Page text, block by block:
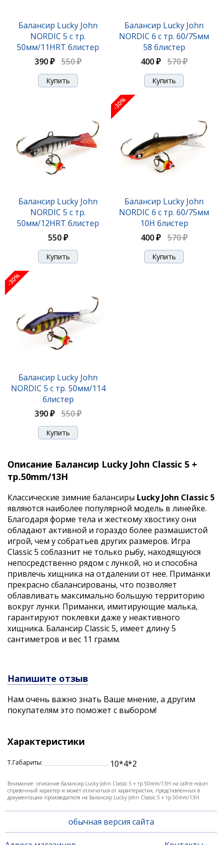
Балансир Lucky John
NORDIC 5 с тр.
50мм/11HRT блистер
390 ₽
550 ₽
Балансир Lucky John
NORDIC 6 с тр. 60/75мм
58 блистер
400 ₽
570 ₽
Балансир Lucky John
NORDIC 5 с тр.
50мм/12HRT блистер
550 ₽
-30%
Балансир Lucky John
NORDIC 6 с тр. 60/75мм
10H блистер
400 ₽
570 ₽
-30%
Балансир Lucky John
NORDIC 5 с тр. 50мм/114
блистер
390 ₽
550 ₽
Описание Балансир Lucky John Classic 5 +
тр.50mm/13H
Классические зимние балансиры Lucky John Classiс 5
являются наиболее популярной модель в линейке.
Благодаря форме тела и жесткому хвостику они
обладают активной и гораздо более размашистой
игрой, чем у собратьев других размеров. Игра
Classiс 5 соблазнит не только рыбу, находящуюся
непосредственно рядом с лункой, но и способна
привлечь хищника на отдалении от нее. Приманки
прекрасно сбалансированы, что позволяет
облавливать максимально большую территорию
вокруг лунки. Приманки, имитирующие малька,
гарантируют поклевки даже у неактивного
хищника. Балансир Classiс 5, имеет длину 5
сантиметров и вес 11 грамм.
Напишите отзыв
Нам очень важно знать Ваше мнение, а другим
покупателям это поможет с выбором!
Характеристики
Т.Габариты: 10*4*2
Внимание: описание Балансир Lucky John Classic 5 + тр.50mm/13H на сайте носит
справочный характер и может отличаться от характеристик, представленных в
документации производителя на Балансир Lucky John Classic 5 + тр.50mm/13H.
обычная версия сайта